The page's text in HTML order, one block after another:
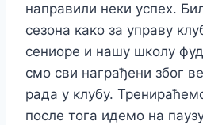
направили неки успех.
сезона како за управу
сениоре и нашу школу
смо сви награђени због
рада у клубу.
после тога идемо на